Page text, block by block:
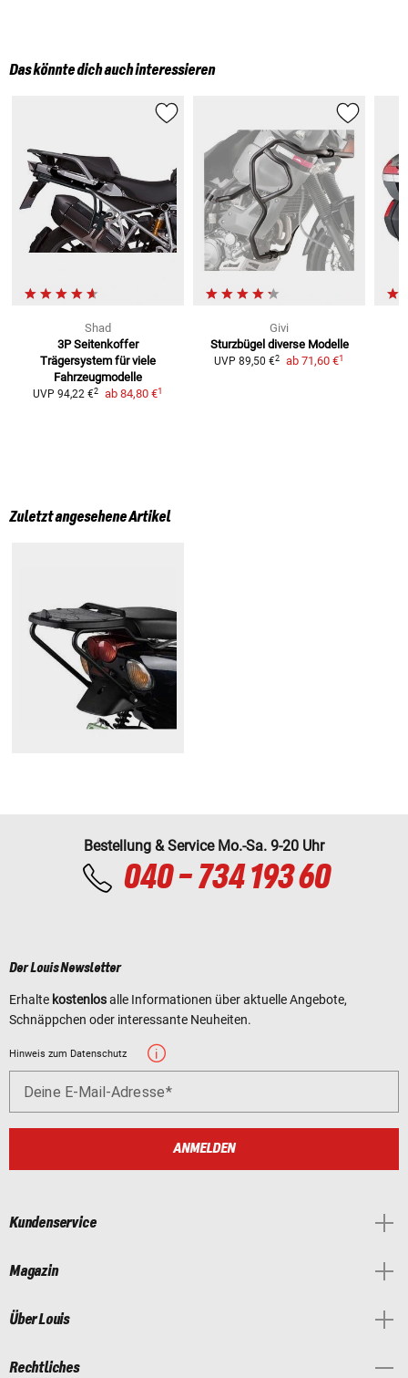
Das könnte dich auch interessieren
Shad
3P Seitenkoffer
Trägersystem für viele
Fahrzeugmodelle
UVP 94,22 €2 ab 84,80 €1
Givi
Sturzbügel diverse Modelle
UVP 89,50 €2 ab 71,60 €1
Zuletzt angesehene Artikel
Bestellung & Service Mo.-Sa. 9-20 Uhr
040 - 734 193 60
Der Louis Newsletter
Erhalte kostenlosalle Informationen über aktuelle Angebote,
Schnäppchen oder interessante Neuheiten.
Hinweis zum Datenschutz
Deine E-Mail-Adresse
ANMELDEN
Kundenservice
Magazin
Über Louis
Rechtliches